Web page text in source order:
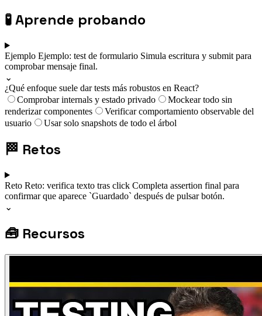
🧪Aprende probando
Ejemplo Ejemplo: test de formulario Simula escritura y submit para
comprobar mensaje final.
⌄
¿Qué enfoque suele dar tests más robustos en React?
Comprobar internals y estado privado
Mockear todo sin
renderizar componentes
Verificar comportamiento observable del
usuario
Usar solo snapshots de todo el árbol
🏁 Retos
Reto Reto: verifica texto tras click Completa assertion final para
confirmar que aparece `Guardado` después de pulsar botón.
⌄
🧰 Recursos